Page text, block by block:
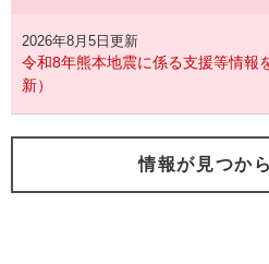
2026年8月5日更新
令和8年熊本地震に係る支援等情報
新）
情報が見つか